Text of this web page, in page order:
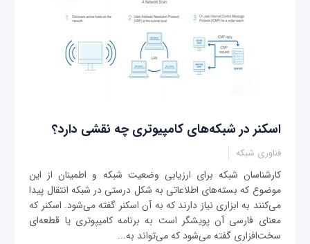
اسکنر در شبکه‌های کامپیوتری چه نقشی دارد؟
فناوری شبکه
کارشناسان شبکه برای ارزیابی وضعیت شبکه و اطمینان از این
موضوع که بسته‌های اطلاعاتی به شکل درستی در شبکه انتقال پیدا
می‌کنند به ابزاری نیاز دارند که به آن اسکنر گفته می‌شود. اسکنر که
معنای فارسی آن پویشگر است به برنامه‌ کامیپوتری یا قطعه‌ای
سخت‌افزاری گفته می‌شود که می‌تواند به...